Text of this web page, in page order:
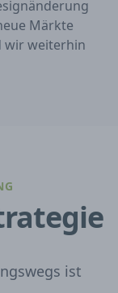
Märkte
wir weiterhin
ist